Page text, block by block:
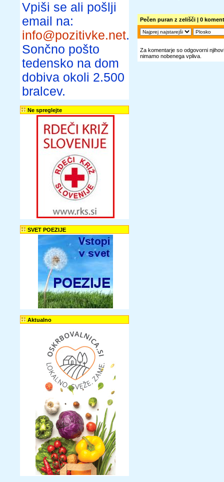
Vpiši se ali pošlji
email na:
info@pozitivke.net.
Sončno pošto
tedensko na dom
dobiva okoli 2.500
bralcev.
Ne spreglejte
SVET POEZIJE
Aktualno
Pečen puran z zelišči | 0
Za komentarje so odgovorni
nimamo nobenega vpliva.